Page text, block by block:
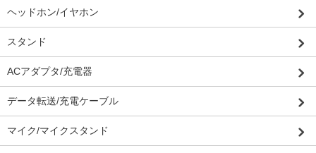
ヘッドホン/イヤホン
スタンド
ACアダプタ/充電器
データ転送/充電ケーブル
マイク/マイクスタンド